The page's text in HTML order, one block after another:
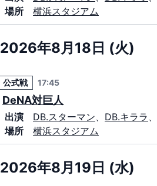
場所
横浜スタジアム
2026年8月18日 (火)
公式戦 17:45
DeNA対巨人
出演 DB.スターマン、 DB.キララ 、
場所
横浜スタジアム
2026年8月19日 (水)